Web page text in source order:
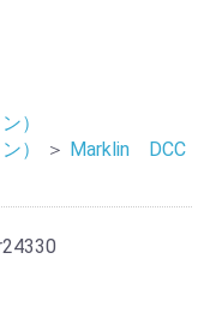
）
） ＞ Marklin DCC